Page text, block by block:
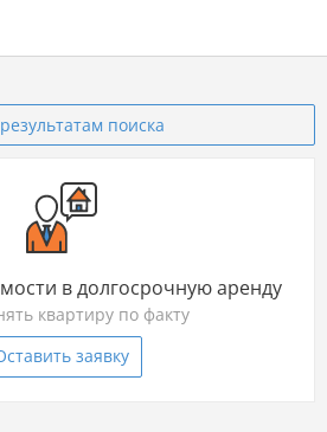
поиска
в долгосрочную аренду
квартиру по факту
заявку